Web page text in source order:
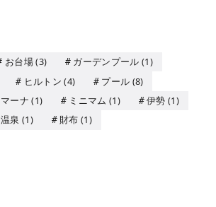
お台場(3) ガーデンプール (1)
ヒルトン (4) プール (8)
マーナ (1) ミニマム (1) 伊勢 (1)
温泉 (1) 財布 (1)